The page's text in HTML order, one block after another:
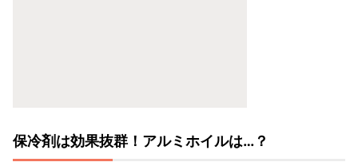
保冷剤は効果抜群！アルミホイルは…？